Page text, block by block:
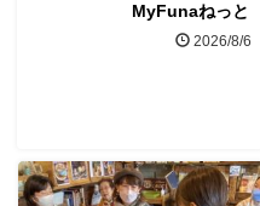
MyFunaねっと
2026/8/6